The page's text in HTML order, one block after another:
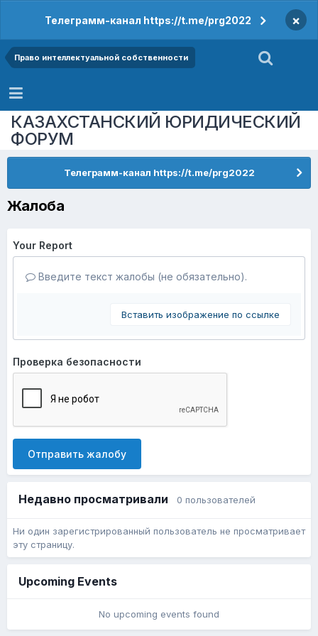
Телеграмм-канал https://t.me/prg2022 ×
Право интеллектуальной собственности
КАЗАХСТАНСКИЙ ЮРИДИЧЕСКИЙ
ФОРУМ
Телеграмм-канал https://t.me/prg2022
Жалоба
Your Report
Введите текст жалобы (не обязательно).
Вставить изображение по ссылке
Проверка безопасности
Отправить жалобу
Недавно просматривали 0 пользователей
Ни один зарегистрированный пользователь не просматривает
эту страницу.
Upcoming Events
No upcoming events found